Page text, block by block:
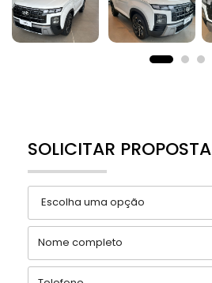
SOLICITAR PROPOSTA